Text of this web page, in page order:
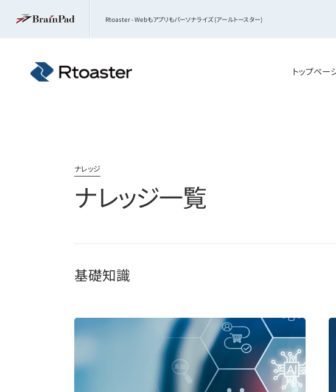
Rtoaster - Webもアプリもパーソナライズ (アールトースター)
トップペー
ナレッジ
ナレッジ一覧
基礎知識